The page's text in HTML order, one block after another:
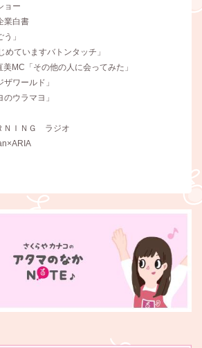
ョー
業白書
」
ていますバトンタッチ」
美MC「その他の人に会ってみた」
ワールド」
ウラマヨ」
ＩＮＧ ラジオ